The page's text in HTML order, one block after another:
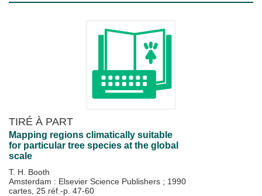
TIRÉ À PART
Mapping regions climatically suitable
for particular tree species at the global
scale
T. H. Booth
Amsterdam : Elsevier Science Publishers ; 1990
cartes, 25 réf.-p. 47-60